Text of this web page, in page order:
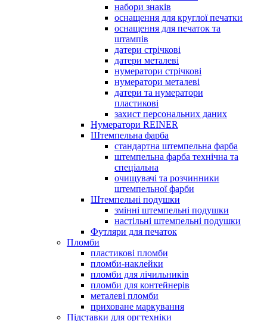
набори знаків
оснащення для круглої печатки
оснащення для печаток та
штампів
датери стрічкові
датери металеві
нумератори стрічкові
нумератори металеві
датери та нумератори
пластикові
захист персональних даних
Нумератори REINER
Штемпельна фарба
стандартна штемпельна фарба
штемпельна фарба технічна та
спеціальна
очищувачі та розчинники
штемпельної фарби
Штемпельні подушки
змінні штемпельні подушки
настільні штемпельні подушки
Футляри для печаток
Пломби
пластикові пломби
пломби-наклейки
пломби для лічильників
пломби для контейнерів
металеві пломби
приховане маркування
Підставки для оргтехніки